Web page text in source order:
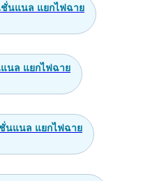
วิเทศบางบอน มีดาดฟ้า